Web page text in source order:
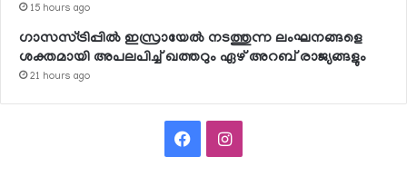
15 hours ago
ഗാസസ്ട്രിപ്പില്‍ ഇസ്രായേല്‍ നടത്തുന്ന ലംഘനങ്ങളെ
ശക്തമായി അപലപിച്ച് ഖത്തറും ഏഴ് അറബ് രാജ്യങ്ങളും
21 hours ago
FacebookInstagram